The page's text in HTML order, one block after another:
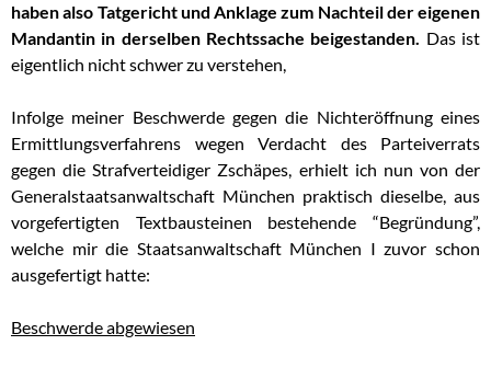
haben also Tatgericht und Anklage zum Nachteil der eigenen
Mandantin in derselben Rechtssache beigestanden. Das ist
eigentlich nicht schwer zu verstehen,
Infolge meiner Beschwerde gegen die Nichteröffnung eines
Ermittlungsverfahrens wegen Verdacht des Parteiverrats
gegen die Strafverteidiger Zschäpes, erhielt ich nun von der
Generalstaatsanwaltschaft München praktisch dieselbe, aus
vorgefertigten Textbausteinen bestehende “Begründung”,
welche mir die Staatsanwaltschaft München I zuvor schon
ausgefertigt hatte:
Beschwerde abgewiesen